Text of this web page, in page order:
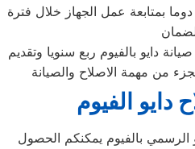
بمتابعة عمل الجهاز خلال فترة
دايو بالفيوم ربع سنويا وتقديم
من مهمة الاصلاح والصيانة
دايو الفيوم
بالفيوم يمكنكم الحصول